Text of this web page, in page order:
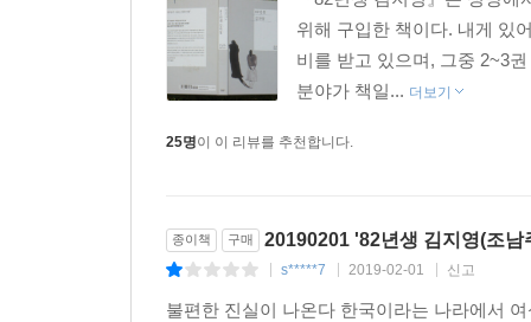
위해 구입한 책이다. 내게 있
비를 받고 있으며, 그중 2~3
분야가 책일... 더보기
25명이 이 리뷰를 추천합니다.
종이책 구매 20190201 '82년생 김지영(조남
s*****7 2019-02-01 신고
불편한 진실이 나온다 한국이라는 나라에서